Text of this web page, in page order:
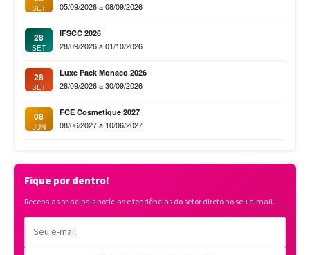
SET 05/09/2026 a 08/09/2026
28
SET
IFSCC 2026
28/09/2026 a 01/10/2026
28
SET
Luxe Pack Monaco 2026
28/09/2026 a 30/09/2026
08
JUN
FCE Cosmetique 2027
08/06/2027 a 10/06/2027
Fique por dentro!
Receba as principais notícias e tendências do setor direto no seu e-mail.